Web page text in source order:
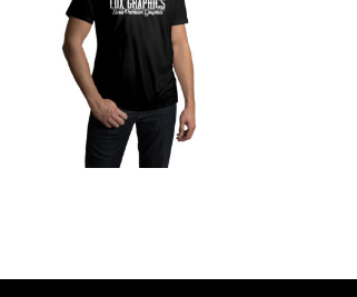
T-Shirt LDX « Mexico »
CHF 25.00